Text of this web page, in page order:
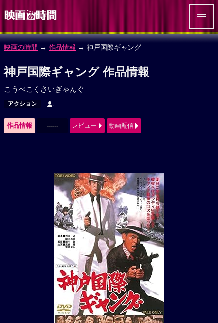
映画の時間 → 作品情報 → 神戸国際ギャング
神戸国際ギャング 作品情報
こうべこくさいぎゃんぐ
アクション -
作品情報 ------ レビュー 動画配信